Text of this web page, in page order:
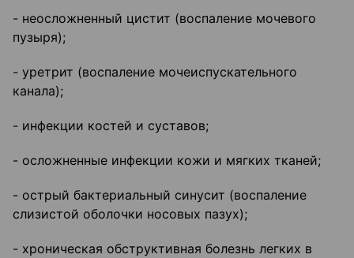
- неосложненный цистит (воспаление мочевого
пузыря);
- уретрит (воспаление мочеиспускательного
канала);
- инфекции костей и суставов;
- осложненные инфекции кожи и мягких тканей;
- острый бактериальный синусит (воспаление
слизистой оболочки носовых пазух);
- хроническая обструктивная болезнь легких в